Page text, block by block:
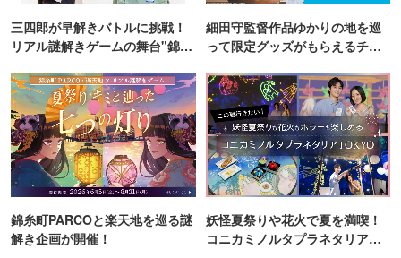
三四郎が早解きバトルに挑戦！
リアル謎解きゲームの舞台"錦糸
細田守監督作品ゆかりの地を巡
って限定グッズがもらえるチャ
錦糸町PARCOと楽天地を巡る謎
解き企画が開催！
妖怪夏祭りや花火で夏を満喫！
コニカミノルタプラネタリア